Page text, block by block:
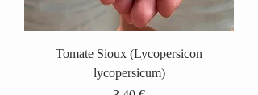
Tomate Sioux (Lycopersicon
lycopersicum)